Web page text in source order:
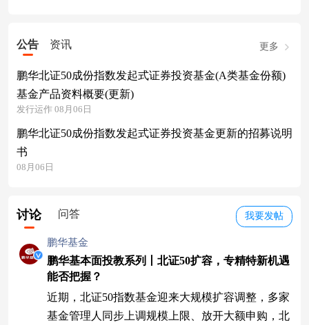
公告 资讯 更多
鹏华北证50成份指数发起式证券投资基金(A类基金份额)
基金产品资料概要(更新)
发行运作 08月06日
鹏华北证50成份指数发起式证券投资基金更新的招募说明
书
08月06日
我要发帖
讨论 问答
鹏华基金
鹏华基本面投教系列丨北证50扩容，专精特新机遇
能否把握？
近期，北证50指数基金迎来大规模扩容调整，多家
基金管理人同步上调规模上限、放开大额申购，北